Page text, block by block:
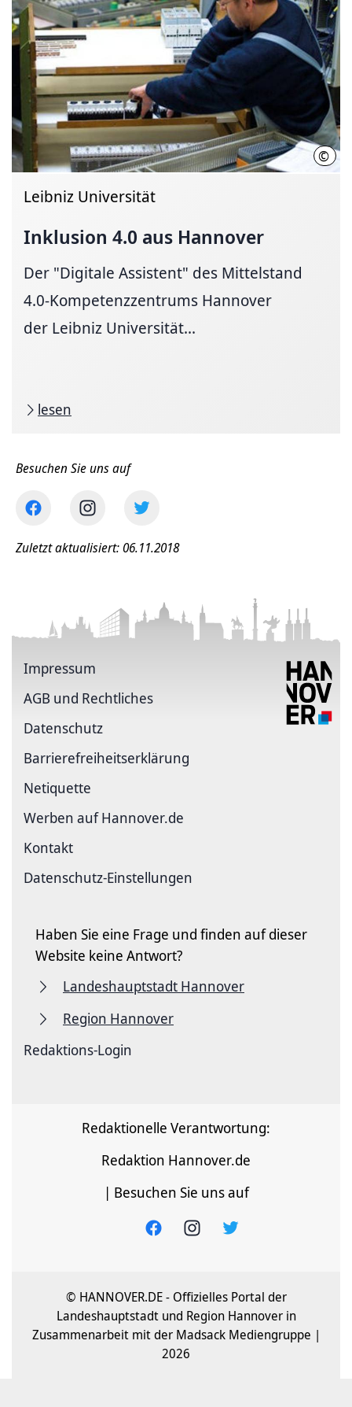
©
Leibniz Universität
Inklusion 4.0 aus Hannover
Der "Digitale Assistent" des Mittelstand
4.0-Kompetenzzentrums Hannover
der Leibniz Universität...
lesen
Besuchen Sie uns auf
Zuletzt aktualisiert: 06.11.2018
Impressum
AGB und Rechtliches
Datenschutz
Barriere­freiheits­erklärung
Netiquette
Werben auf Hannover.de
Kontakt
Datenschutz-Einstellungen
Haben Sie eine Frage und finden auf dieser
Website keine Antwort?
Landeshauptstadt Hannover
Region Hannover
Redaktions-Login
Redaktionelle Verantwortung:
Redaktion Hannover.de
| Besuchen Sie uns auf
© HANNOVER.DE - Offizielles Portal der
Landeshauptstadt und Region Hannover in
Zusammenarbeit mit der Madsack Mediengruppe |
2026